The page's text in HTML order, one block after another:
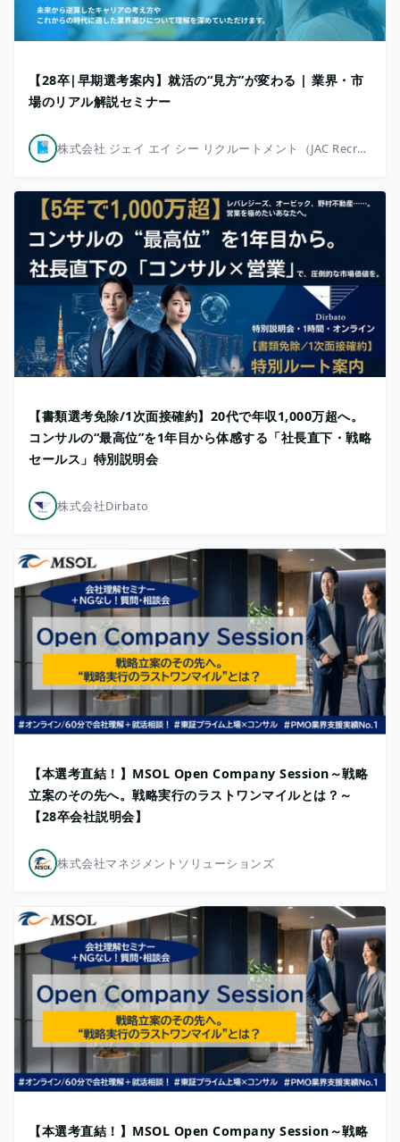
【28卒|早期選考案内】就活の“見方”が変わる | 業界・市
場のリアル解説セミナー
株式会社 ジェイ エイ シー リクルートメント（JAC Recruitment）
【書類選考免除/1次面接確約】20代で年収1,000万超へ。
コンサルの“最高位”を1年目から体感する「社長直下・戦略
セールス」特別説明会
株式会社Dirbato
【本選考直結！】MSOL Open Company Session～戦略
立案のその先へ。戦略実行のラストワンマイルとは？～
【28卒会社説明会】
株式会社マネジメントソリューションズ
【本選考直結！】MSOL Open Company Session～戦略